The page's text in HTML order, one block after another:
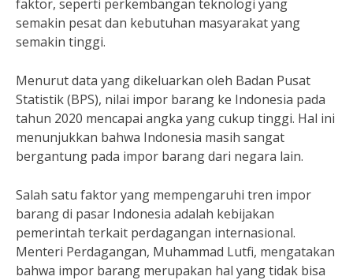
faktor, seperti perkembangan teknologi yang
semakin pesat dan kebutuhan masyarakat yang
semakin tinggi.
Menurut data yang dikeluarkan oleh Badan Pusat
Statistik (BPS), nilai impor barang ke Indonesia pada
tahun 2020 mencapai angka yang cukup tinggi. Hal ini
menunjukkan bahwa Indonesia masih sangat
bergantung pada impor barang dari negara lain.
Salah satu faktor yang mempengaruhi tren impor
barang di pasar Indonesia adalah kebijakan
pemerintah terkait perdagangan internasional.
Menteri Perdagangan, Muhammad Lutfi, mengatakan
bahwa impor barang merupakan hal yang tidak bisa